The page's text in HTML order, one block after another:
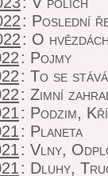
: Poslední
: O
: Pojmy
: To se stává
: Zimní
: Podzim,
: Planeta
: Vlny,
: Dluhy,